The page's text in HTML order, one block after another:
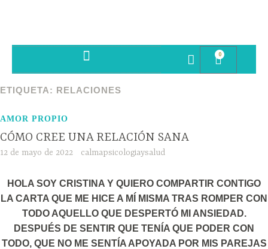
0
ETIQUETA: RELACIONES
AMOR PROPIO
CÓMO CREE UNA RELACIÓN SANA
12 de mayo de 2022 calmapsicologiaysalud
HOLA SOY CRISTINA Y QUIERO COMPARTIR CONTIGO
LA CARTA QUE ME HICE A MÍ MISMA TRAS ROMPER CON
TODO AQUELLO QUE DESPERTÓ MI ANSIEDAD.
DESPUÉS DE SENTIR QUE TENÍA QUE PODER CON
TODO, QUE NO ME SENTÍA APOYADA POR MIS PAREJAS